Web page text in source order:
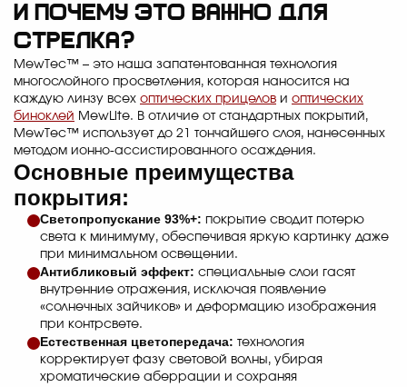
и почему это важно для
стрелка?
MewTec™ – это наша запатентованная технология
многослойного просветления, которая наносится на
каждую линзу всех оптических прицелов и оптических
биноклей MewLite. В отличие от стандартных покрытий,
MewTec™ использует до 21 тончайшего слоя, нанесенных
методом ионно-ассистированного осаждения.
Основные преимущества
покрытия:
Светопропускание 93%+: покрытие сводит потерю
света к минимуму, обеспечивая яркую картинку даже
при минимальном освещении.
Антибликовый эффект: специальные слои гасят
внутренние отражения, исключая появление
«солнечных зайчиков» и деформацию изображения
при контрсвете.
Естественная цветопередача: технология
корректирует фазу световой волны, убирая
хроматические аберрации и сохраняя